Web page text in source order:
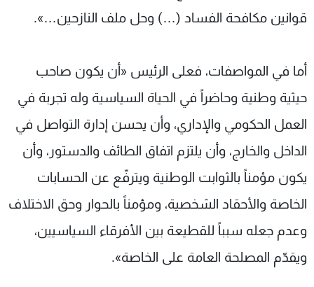
قوانين مكافحة الفساد (…) وحل ملف النازحين…».
أما في المواصفات، فعلى الرئيس «أن يكون صاحب
حيثية وطنية وحاضراً في الحياة السياسية وله تجربة في
العمل الحكومي والإداري، وأن يحسن إدارة التواصل في
الداخل والخارج، وأن يلتزم اتفاق الطائف والدستور، وأن
يكون مؤمناً بالثوابت الوطنية ويترفّع عن الحسابات
الخاصة والأحقاد الشخصية، ومؤمناً بالحوار وحق الاختلاف
وعدم جعله سبباً للقطيعة بين الأفرقاء السياسيين،
ويقدّم المصلحة العامة على الخاصة».